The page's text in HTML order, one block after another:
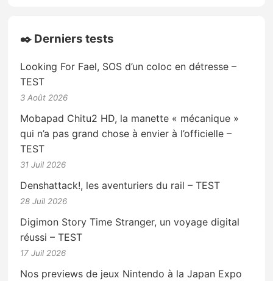
✒️ Derniers tests
Looking For Fael, SOS d’un coloc en détresse –
TEST
3 Août 2026
Mobapad Chitu2 HD, la manette « mécanique »
qui n’a pas grand chose à envier à l’officielle –
TEST
31 Juil 2026
Denshattack!, les aventuriers du rail – TEST
28 Juil 2026
Digimon Story Time Stranger, un voyage digital
réussi – TEST
17 Juil 2026
Nos previews de jeux Nintendo à la Japan Expo